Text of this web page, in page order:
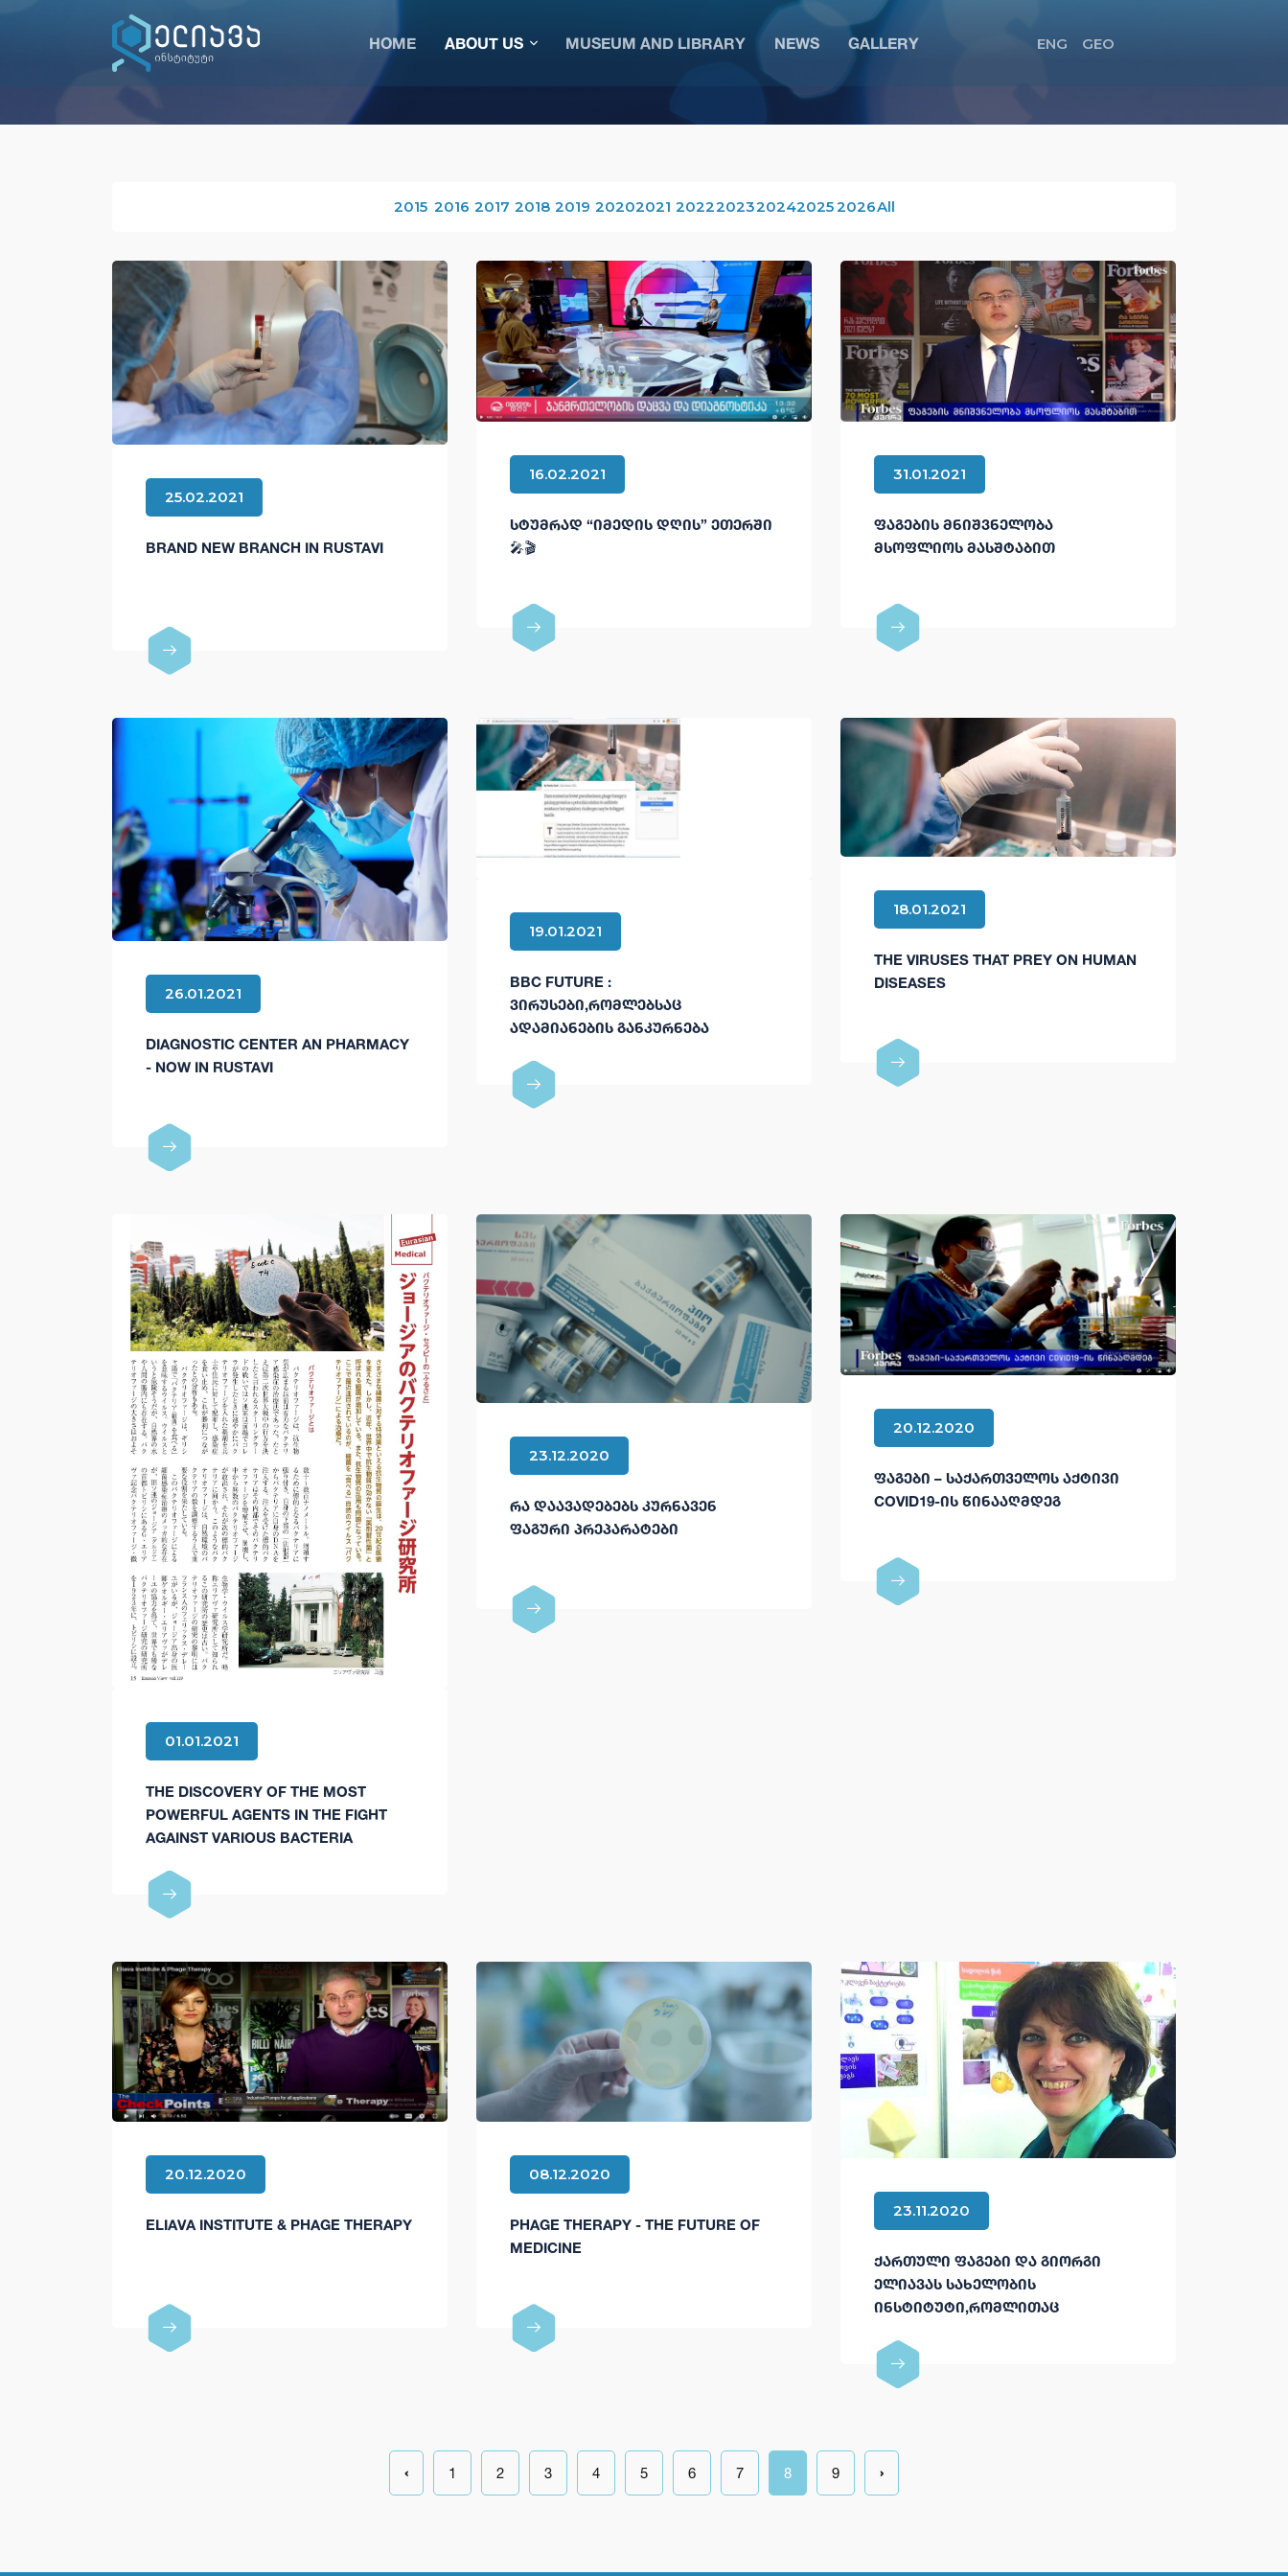
HOME ABOUT US MUSEUM AND LIBRARY NEWS GALLERY ENG GEO
2015 2016 2017 2018 2019 20202021 20222023202420252026All
25.02.2021
BRAND NEW BRANCH IN RUSTAVI
16.02.2021
ᲡᲢᲣᲛᲠᲐᲓ “ᲘᲛᲔᲓᲘᲡ ᲓᲦᲘᲡ” ᲔᲗᲔᲠᲨᲘ
🎤🎬
31.01.2021
ᲤᲐᲒᲔᲑᲘᲡ ᲛᲜᲘᲨᲕᲜᲔᲚᲝᲑᲐ
ᲛᲡᲝᲤᲚᲘᲝᲡ ᲛᲐᲡᲨᲢᲐᲑᲘᲗ
26.01.2021
DIAGNOSTIC CENTER AN PHARMACY
- NOW IN RUSTAVI
19.01.2021
BBC FUTURE :
ᲕᲘᲠᲣᲡᲔᲑᲘ,ᲠᲝᲛᲚᲔᲑᲡᲐᲪ
ᲐᲓᲐᲛᲘᲐᲜᲔᲑᲘᲡ ᲒᲐᲜᲙᲣᲠᲜᲔᲑᲐ
18.01.2021
THE VIRUSES THAT PREY ON HUMAN
DISEASES
01.01.2021
THE DISCOVERY OF THE MOST
POWERFUL AGENTS IN THE FIGHT
AGAINST VARIOUS BACTERIA
23.12.2020
ᲠᲐ ᲓᲐᲐᲕᲐᲓᲔᲑᲔᲑᲡ ᲙᲣᲠᲜᲐᲕᲔᲜ
ᲤᲐᲒᲣᲠᲘ ᲞᲠᲔᲞᲐᲠᲐᲢᲔᲑᲘ
20.12.2020
ᲤᲐᲒᲔᲑᲘ – ᲡᲐᲥᲐᲠᲗᲕᲔᲚᲝᲡ ᲐᲥᲢᲘᲕᲘ
COVID19-ᲘᲡ ᲬᲘᲜᲐᲐᲦᲛᲓᲔᲒ
20.12.2020
ELIAVA INSTITUTE & PHAGE THERAPY
08.12.2020
PHAGE THERAPY - THE FUTURE OF
MEDICINE
23.11.2020
ᲥᲐᲠᲗᲣᲚᲘ ᲤᲐᲒᲔᲑᲘ ᲓᲐ ᲒᲘᲝᲠᲒᲘ
ᲔᲚᲘᲐᲕᲐᲡ ᲡᲐᲮᲔᲚᲝᲑᲘᲡ
ᲘᲜᲡᲢᲘᲢᲣᲢᲘ,ᲠᲝᲛᲚᲘᲗᲐᲪ
ᲡᲐᲛᲔᲪᲜᲘᲔᲠᲝ ᲬᲠᲔᲔᲑᲘᲡ
ᲧᲣᲠᲐᲓᲦᲔᲑᲘᲡ ᲪᲔᲜᲢᲠᲨᲘᲐ
‹ 1 2 3 4 5 6 7 8 9 ›